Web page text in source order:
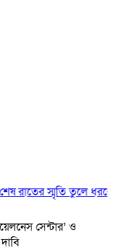
রাতের স্মৃতি তুলে ধরলেন
সেন্টার’ ও